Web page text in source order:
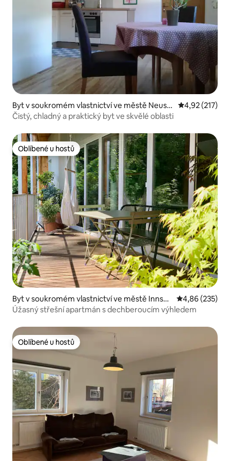
Byt v soukromém vlastnictví ve městě Neusti
ft im Stubaital
Průměrné
4,92 (217)
Čistý, chladný a praktický byt ve skvělé oblasti
Oblíbené u hostů
Oblíbené u hostů
Byt v soukromém vlastnictví ve městě Innsbr
uck
Průměrné
4,86 (235)
Úžasný střešní apartmán s dechberoucím výhledem
Oblíbené u hostů
Oblíbené u hostů